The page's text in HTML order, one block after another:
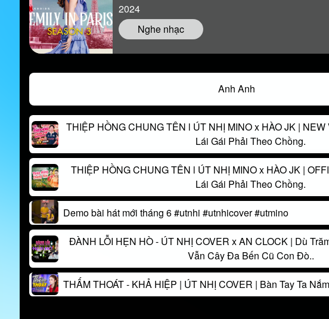
2024
Nghe nhạc
Anh Anh
THIỆP HỒNG CHUNG TÊN l ÚT NHỊ MINO x HÀO JK |
Lái Gái Phải Theo Chồng.
THIỆP HỒNG CHUNG TÊN l ÚT NHỊ MINO x HÀO JK |
Lái Gái Phải Theo Chồng.
Demo bài hát mới tháng 6 #utnhi #utnhicover #utmino
ĐÀNH LỖI HẸN HÒ - ÚT NHỊ COVER x AN CLOCK | Dù
Vẫn Cây Đa Bến Cũ Con Đò..
THẤM THOÁT - KHẢ HIỆP | ÚT NHỊ COVER | Bàn Tay Ta